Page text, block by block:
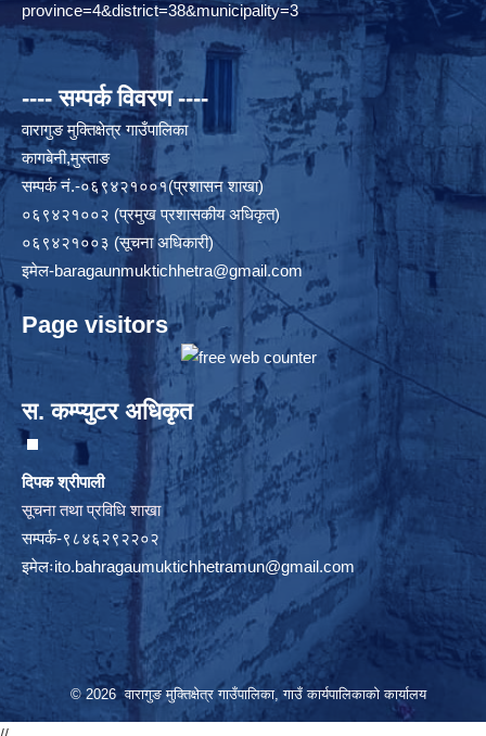
province=4&district=38&municipality=3
---- सम्पर्क विवरण ----
वारागुङ मुक्तिक्षेत्र गाउँपालिका
कागबेनी,मुस्ताङ
सम्पर्क नं.-०६९४२१००१(प्रशासन शाखा)
०६९४२१००२ (प्रमुख प्रशासकीय अधिकृत)
०६९४२१००३ (सूचना अधिकारी)
इमेल-baragaunmuktichhetra@gmail.com
Page visitors
स. कम्प्युटर अधिकृत
दिपक श्रीपाली
सूचना तथा प्रविधि शाखा
सम्पर्क-९८४६२९२२०२
इमेलःito.bahragaumuktichhetramun@gmail.com
© 2026 वारागुङ मुक्तिक्षेत्र गाउँपालिका, गाउँ कार्यपालिकाको कार्यालय